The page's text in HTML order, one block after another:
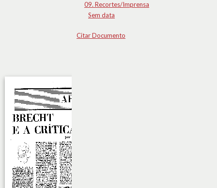
09. Recortes/Imprensa
Sem data
Citar Documento